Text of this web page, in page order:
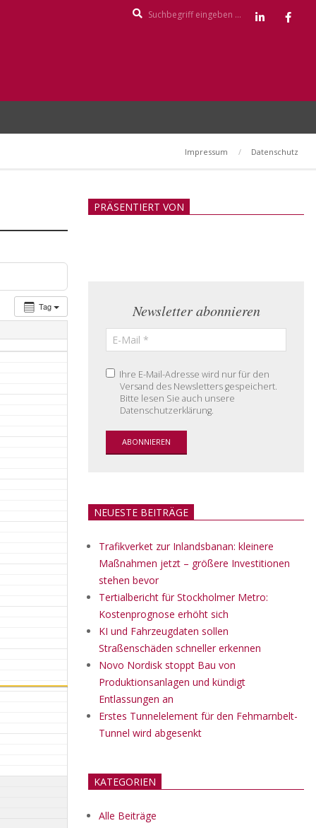
Impressum Datenschutz
Tag
PRÄSENTIERT VON
Newsletter abonnieren
Ihre E-Mail-Adresse wird nur für den
Versand des Newsletters gespeichert.
Bitte lesen Sie auch unsere
Datenschutzerklärung.
NEUESTE BEITRÄGE
Trafikverket zur Inlandsbanan: kleinere
Maßnahmen jetzt – größere Investitionen
stehen bevor
Tertialbericht für Stockholmer Metro:
Kostenprognose erhöht sich
KI und Fahrzeugdaten sollen
Straßenschäden schneller erkennen
Novo Nordisk stoppt Bau von
Produktionsanlagen und kündigt
Entlassungen an
Erstes Tunnelelement für den Fehmarnbelt-
Tunnel wird abgesenkt
KATEGORIEN
Alle Beiträge